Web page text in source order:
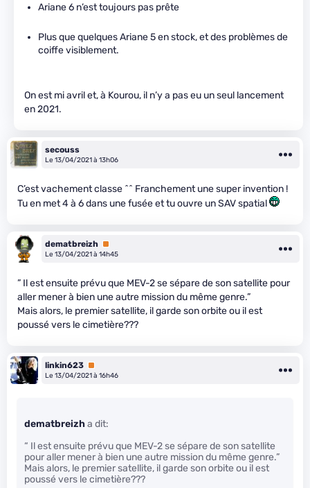
Ariane 6 n’est toujours pas prête
Plus que quelques Ariane 5 en stock, et des problèmes de
coiffe visiblement.
On est mi avril et, à Kourou, il n’y a pas eu un seul lancement
en 2021.
secouss
Le 13/04/2021 à 13h06
C’est vachement classe ^^ Franchement une super invention !
Tu en met 4 à 6 dans une fusée et tu ouvre un SAV spatial
dematbreizh Premium
Le 13/04/2021 à 14h45
” Il est ensuite prévu que MEV-2 se sépare de son satellite pour
aller mener à bien une autre mission du même genre.”
Mais alors, le premier satellite, il garde son orbite ou il est
poussé vers le cimetière???
linkin623 Premium
Le 13/04/2021 à 16h46
dematbreizha dit:
“ Il est ensuite prévu que MEV-2 se sépare de son satellite
pour aller mener à bien une autre mission du même genre.”
Mais alors, le premier satellite, il garde son orbite ou il est
poussé vers le cimetière???